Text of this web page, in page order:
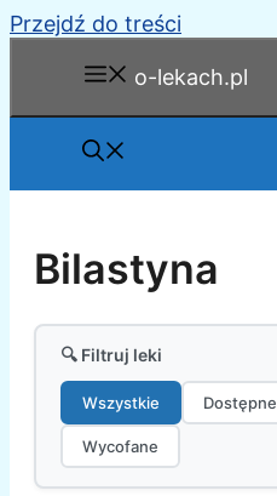
Przejdź do treści
o-lekach.pl
Bilastyna
🔍 Filtruj leki
Wszystkie Dostępne
Wycofane